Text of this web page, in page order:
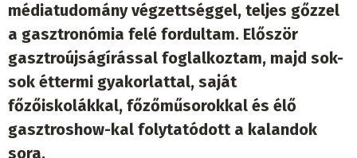
médiatudomány végzettséggel, teljes gőzzel
a gasztronómia felé fordultam. Először
gasztroújságírással foglalkoztam, majd sok-
sok éttermi gyakorlattal, saját
főzőiskolákkal, főzőműsorokkal és élő
gasztroshow-kal folytatódott a kalandok
sora.